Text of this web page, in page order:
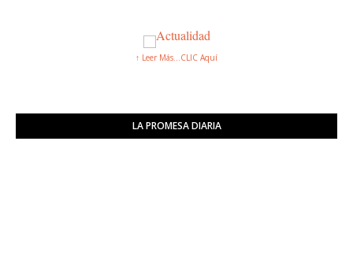
↑ Leer Más...CLIC Aquí
LA PROMESA DIARIA